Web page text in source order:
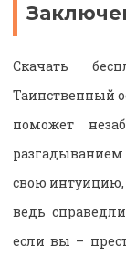
Скачать
Таинственный
поможет
разгадыванием
свою
ведь
если вы –